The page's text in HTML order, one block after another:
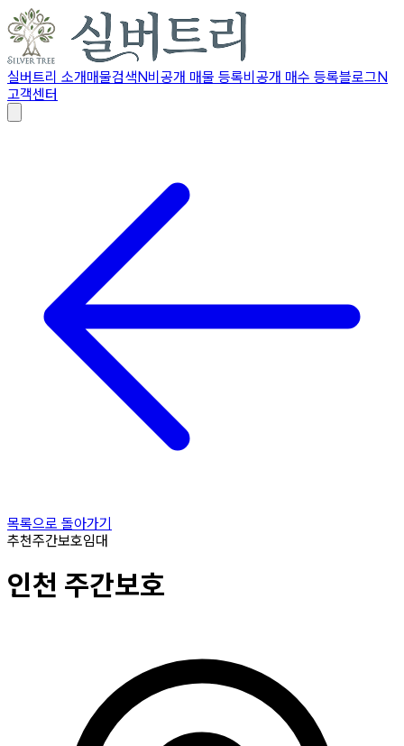
실버트리 소개매물검색N비공개 매물 등록비공개 매수 등록블로그N
고객센터
목록으로 돌아가기
추천주간보호임대
인천 주간보호